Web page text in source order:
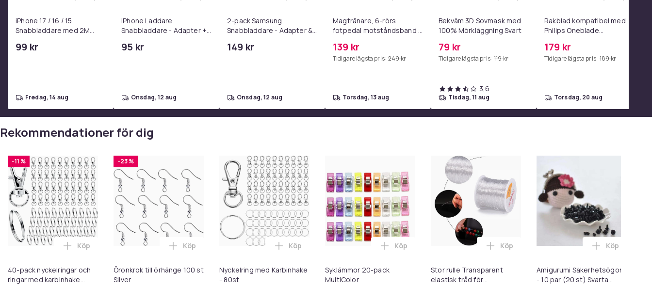
iPhone 17 / 16 / 15
Snabbladdare med 2M
99 kr
fredag, 14 aug
iPhone Laddare
Snabbladdare - Adapter +
C 2m
95 kr
onsdag, 12 aug
2-pack Samsung
Snabbladdare - Adapter &
149 kr
onsdag, 12 aug
Magtränare, 6-rörs
fotpedal motståndsband –
& Hemmagym Fitness Pink
139 kr
Tidigare lägsta pris: 249 kr
torsdag, 13 aug
Bekväm 3D Sovmask med
100% Mörkläggning Svart
79 kr
Tidigare lägsta pris: 119 kr
3,6
tisdag, 11 aug
Rakblad kompatibel med
Philips Oneblade
pack.
179 kr
Tidigare lägsta pris: 189 kr
torsdag, 20 aug
Rekommendationer för dig
-11 %
40-pack nyckelringar och
ringar med karbinhake
Lägg till 40-pack nyckelringar och ringar med karbinhake Silver i varukorgen
Köp
-23 %
Öronkrok till örhänge 100 st
Silver
Lägg till Öronkrok till örhänge 100 st Silver i varukorgen
Köp
Nyckelring med Karbinhake
- 80st
Lägg till Nyckelring med Karbinhake - 80st i varukorgen
Köp
Syklämmor 20-pack
MultiColor
Lägg till Syklämmor 20-pack MultiColor i varukorgen
Köp
Stor rulle Transparent
elastisk tråd för
Lägg till Stor rulle Transparent elastisk
Köp
Amigurumi Säkerhetsögon
- 10 par (20 st) Svarta
Lägg till
Köp